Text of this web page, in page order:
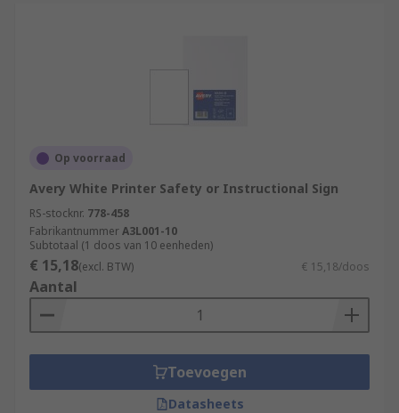
Op voorraad
Avery White Printer Safety or Instructional Sign
RS-stocknr. 778-458
FabrikantnummerA3L001-10
Subtotaal (1 doos van 10 eenheden)
€ 15,18(excl. BTW) € 15,18/doos
Aantal
Toevoegen
Datasheets